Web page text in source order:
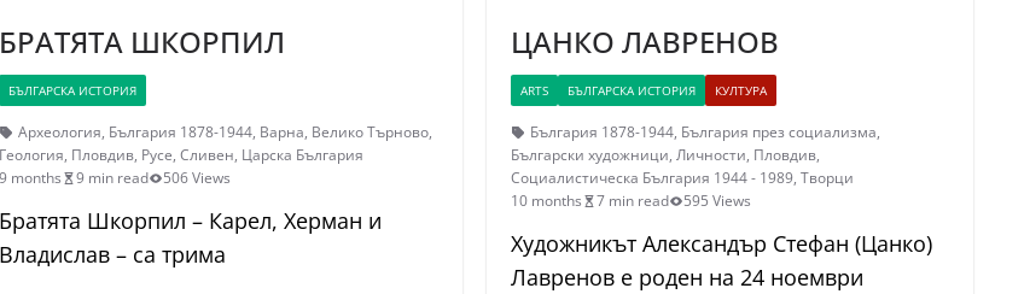
БРАТЯТА ШКОРПИЛ
БЪЛГАРСКА ИСТОРИЯ
Археология, България 1878-1944, Варна, Велико Търново,
Геология, Пловдив, Русе,Сливен, Царска България
9 months
9 min read 506 Views
Братята Шкорпил – Карел, Херман и
Владислав – са трима
ЦАНКО ЛАВРЕНОВ
ARTS БЪЛГАРСКА ИСТОРИЯ КУЛТУРА
България 1878-1944, България през социализма,
Български художници, Личности, Пловдив,
Социалистическа България 1944 - 1989, Творци
10 months
7 min read 595 Views
Художникът Александър Стефан (Цанко)
Лавренов е роден на 24 ноември